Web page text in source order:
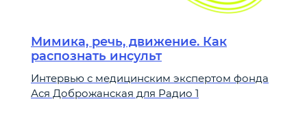
Мимика, речь, движение. Как
распознать инсульт
Интервью с медицинским экспертом фонда
Ася Доброжанская для Радио 1